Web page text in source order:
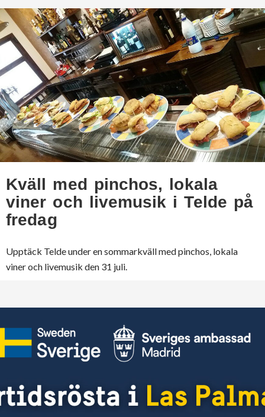
Kväll med pinchos, lokala
viner och livemusik i Telde på
fredag
Upptäck Telde under en sommarkväll med pinchos, lokala
viner och livemusik den 31 juli.